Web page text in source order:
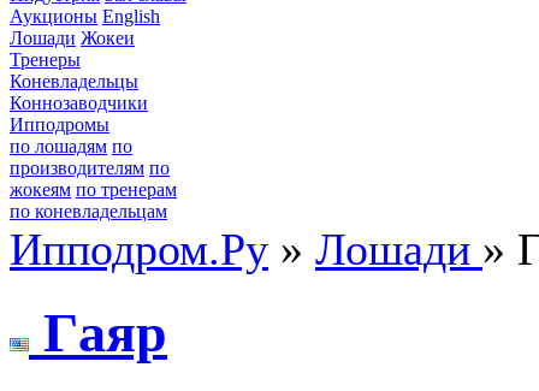
Аукционы English
Лошади Жокеи
Тренеры
Коневладельцы
Коннозаводчики
Ипподромы
по лошадям по
производителям по
жокеям по тренерам
по коневладельцам
Ипподром.Ру » Лошади »
Гaяр